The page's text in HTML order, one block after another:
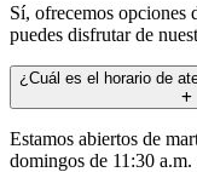
Sí, ofrecemos opciones
puedes disfrutar de
¿Cuál es el horario de
Estamos abiertos de
domingos de 11:30